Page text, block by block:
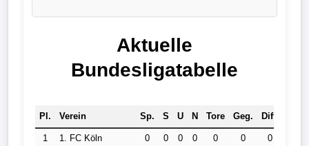
Aktuelle
Bundesligatabelle
Pl. Verein Sp. S U N Tore Geg. Diff.
1 1. FC Köln 0 0 0 0 0 0 0